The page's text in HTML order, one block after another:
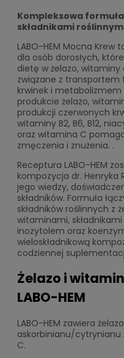
Kompleksowa
składnikami
LABO-HEM Mocna
dla osób dorosłych,
dietę w żelazo, witaminy
związane z
krwinek i
produkcie żelazo,
produkcji czerwonych
witaminy B2, B6, B12,
oraz witamina C
zmęczenia i znużenia. .
Receptura LABO-HEM
kompozycja dr. Henryka
jego wiedzy,
składników. Formuła
składników roślinnych z
witaminami,
inozytolem oraz
wieloskładnikową
codziennej
Żelazo i
LABO-HEM
LABO-HEM zawiera
askorbinianu/cytrynianu
C.